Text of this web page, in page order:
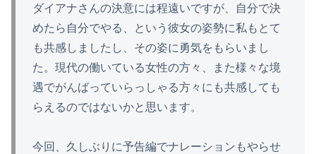
ダイアナさんの決意には程遠いですが、自分で決
めたら自分でやる、という彼女の姿勢に私もとて
も共感しましたし、その姿に勇気をもらいまし
た。現代の働いている女性の方々、また様々な境
遇でがんばっていらっしゃる方々にも共感しても
らえるのではないかと思います。
今回、久しぶりに予告編でナレーションもやらせ